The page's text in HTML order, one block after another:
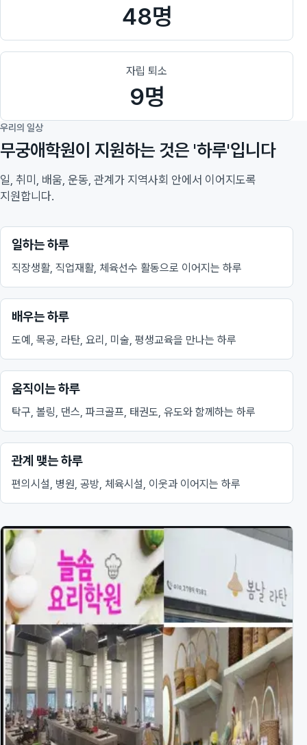
48명
자립 퇴소
9명
우리의 일상
무궁애학원이 지원하는 것은 '하루'입니다
일, 취미, 배움, 운동, 관계가 지역사회 안에서 이어지도록
지원합니다.
일하는 하루
직장생활, 직업재활, 체육선수 활동으로 이어지는 하루
배우는 하루
도예, 목공, 라탄, 요리, 미술, 평생교육을 만나는 하루
움직이는 하루
탁구, 볼링, 댄스, 파크골프, 태권도, 유도와 함께하는 하루
관계 맺는 하루
편의시설, 병원, 공방, 체육시설, 이웃과 이어지는 하루